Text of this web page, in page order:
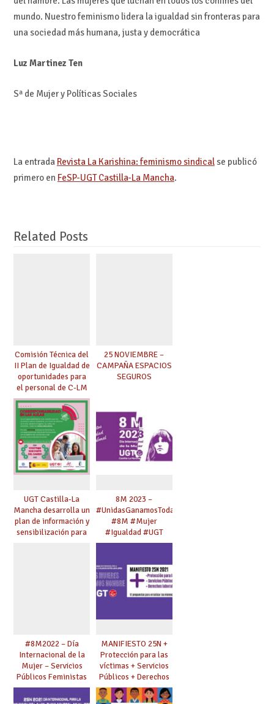
mundo. Nuestro feminismo lidera la igualdad sin fronteras para
una sociedad más humana, justa y democrática
Luz Martinez Ten
Sª de Mujer y Políticas Sociales
La entrada Revista La Karishina: feminismo sindicalse publicó
primero en FeSP-UGT Castilla-La Mancha.
Related Posts
Comisión Técnica del
II Plan de Igualdad de
oportunidades para
el personal de C-LM
25 NOVIEMBRE –
CAMPAÑA ESPACIOS
SEGUROS
UGT Castilla-La
Mancha desarrolla un
plan de información y
sensibilización para
8M 2023 –
#UnidasGanamosTodas
#8M #Mujer
#Igualdad #UGT
#8M2022 – Día
Internacional de la
Mujer – Servicios
Públicos Feministas
para Avanzar
MANIFIESTO 25N +
Protección para las
víctimas + Servicios
Públicos + Derechos
laborales